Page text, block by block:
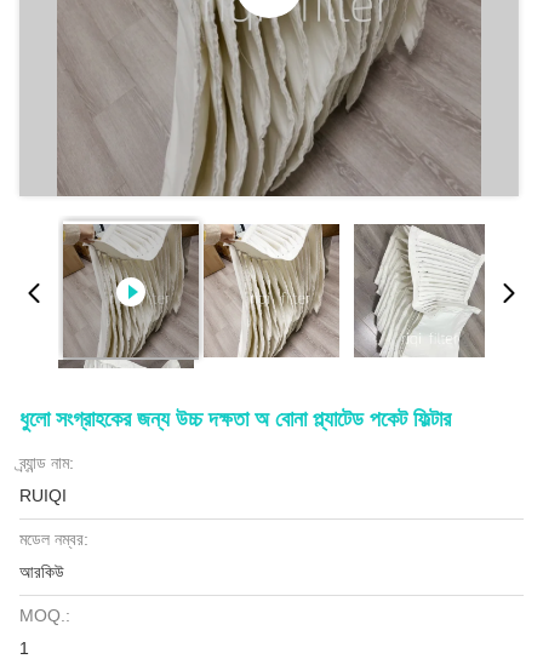
ধুলো সংগ্রাহকের জন্য উচ্চ দক্ষতা অ বোনা প্ল্যাটেড পকেট ফিল্টার
ব্র্যান্ড নাম:
RUIQI
মডেল নম্বর:
আরকিউ
MOQ.:
1